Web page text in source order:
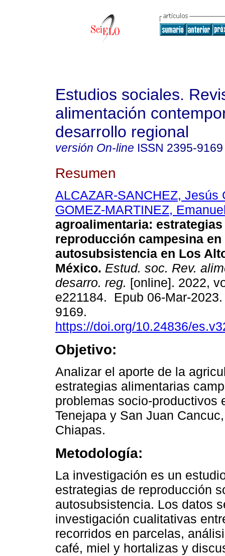
Estudios sociales.
alimentación
desarrollo regional
versión On-line ISSN 2395-9169
Resumen
ALCAZAR-SANCHEZ, Jesús
GOMEZ-MARTINEZ,
agroalimentaria: estrategias
reproducción campesina
autosubsistencia en Los
México. Estud. soc. Rev.
desarro. reg. [online]. 2022,
e221184. Epub 06-Mar-
9169.
https://doi.org/10.24836/
Objetivo:
Analizar el aporte de la
estrategias alimentarias
problemas socio-productivos
Tenejapa y San Juan
Chiapas.
Metodología:
La investigación es un
estrategias de reproducción
autosubsistencia. Los datos
investigación cualitativas
recorridos en parcelas,
café, miel y hortalizas y